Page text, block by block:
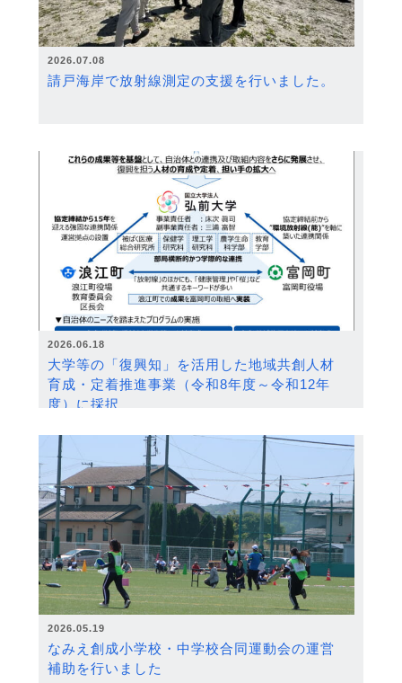
2026.07.08
請戸海岸で放射線測定の支援を行いました。
2026.06.18
大学等の「復興知」を活用した地域共創人材
育成・定着推進事業（令和8年度～令和12年
度）に採択
2026.05.19
なみえ創成小学校・中学校合同運動会の運営
補助を行いました